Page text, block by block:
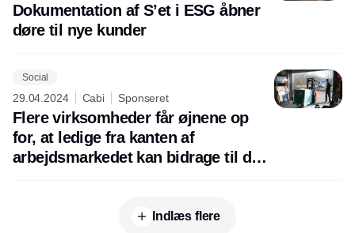
Dokumentation af S’et i ESG åbner
døre til nye kunder
Social
29.04.2024 Cabi Sponseret
Flere virksomheder får øjnene op
for, at ledige fra kanten af
arbejdsmarkedet kan bidrage til den
Indlæs flere